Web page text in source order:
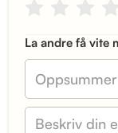
La andre få vite